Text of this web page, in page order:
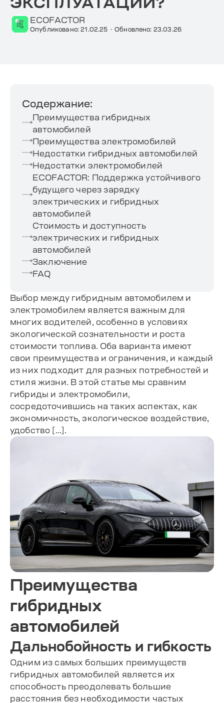
ECOFACTOR
Опубликовано: 21.02.25 · Обновлено: 23.03.26
Содержание:
Преимущества гибридных
автомобилей
Преимущества электромобилей
Недостатки гибридных автомобилей
Недостатки электромобилей
ECOFACTOR: Поддержка устойчивого
будущего через зарядку
электрических и гибридных
автомобилей
Стоимость и доступность
электрических и гибридных
автомобилей
Заключение
FAQ
Выбор между гибридным автомобилем и
электромобилем является важным для
многих водителей, особенно в условиях
экологической сознательности и роста
стоимости топлива. Оба варианта имеют
свои преимущества и ограничения, и каждый
из них подходит для разных потребностей и
стиля жизни. В этой статье мы сравним
гибриды и электромобили,
сосредоточившись на таких аспектах, как
экономичность, экологическое воздействие,
удобство […].
Преимущества
гибридных
автомобилей
Дальнобойность и гибкость
Одним из самых больших преимуществ
гибридных автомобилей является их
способность преодолевать большие
расстояния без необходимости частых